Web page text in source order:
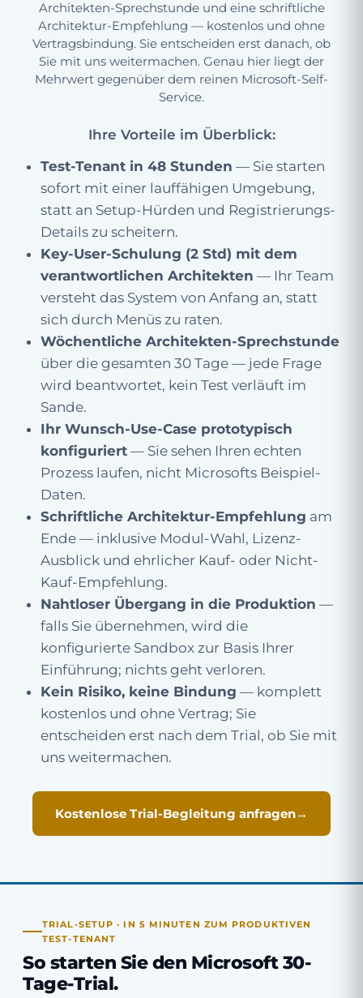
Architekten-Sprechstunde und eine schriftliche
Architektur-Empfehlung — kostenlos und ohne
Vertragsbindung. Sie entscheiden erst danach, ob
Sie mit uns weitermachen. Genau hier liegt der
Mehrwert gegenüber dem reinen Microsoft-Self-
Service.
Ihre Vorteile im Überblick:
Test-Tenant in 48 Stunden — Sie starten
sofort mit einer lauffähigen Umgebung,
statt an Setup-Hürden und Registrierungs-
Details zu scheitern.
Key-User-Schulung (2 Std) mit dem
verantwortlichen Architekten — Ihr Team
versteht das System von Anfang an, statt
sich durch Menüs zu raten.
Wöchentliche Architekten-Sprechstunde
über die gesamten 30 Tage — jede Frage
wird beantwortet, kein Test verläuft im
Sande.
Ihr Wunsch-Use-Case prototypisch
konfiguriert — Sie sehen Ihren echten
Prozess laufen, nicht Microsofts Beispiel-
Daten.
Schriftliche Architektur-Empfehlung am
Ende — inklusive Modul-Wahl, Lizenz-
Ausblick und ehrlicher Kauf- oder Nicht-
Kauf-Empfehlung.
Nahtloser Übergang in die Produktion —
falls Sie übernehmen, wird die
konfigurierte Sandbox zur Basis Ihrer
Einführung; nichts geht verloren.
Kein Risiko, keine Bindung — komplett
kostenlos und ohne Vertrag; Sie
entscheiden erst nach dem Trial, ob Sie mit
uns weitermachen.
Kostenlose Trial-Begleitung anfragen
TRIAL-SETUP · IN 5 MINUTEN ZUM PRODUKTIVEN
TEST-TENANT
So starten Sie den Microsoft 30-
Tage-Trial.